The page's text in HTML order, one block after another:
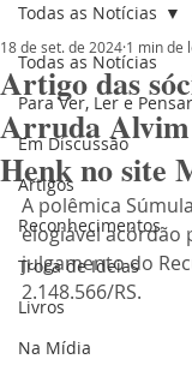
Todas as Notícias
Para Ver, Ler e Pensar
Em Discussão
Artigos
Reconhecimentos
Troca de Ideias
Livros
Na Mídia
Todas as Notícias
Artigo das
Arruda Alvim
Henk no site
18 de set. de 2024 1 min de
A polêmica
elogiável acórdão
julgamento do
2.148.566/RS.